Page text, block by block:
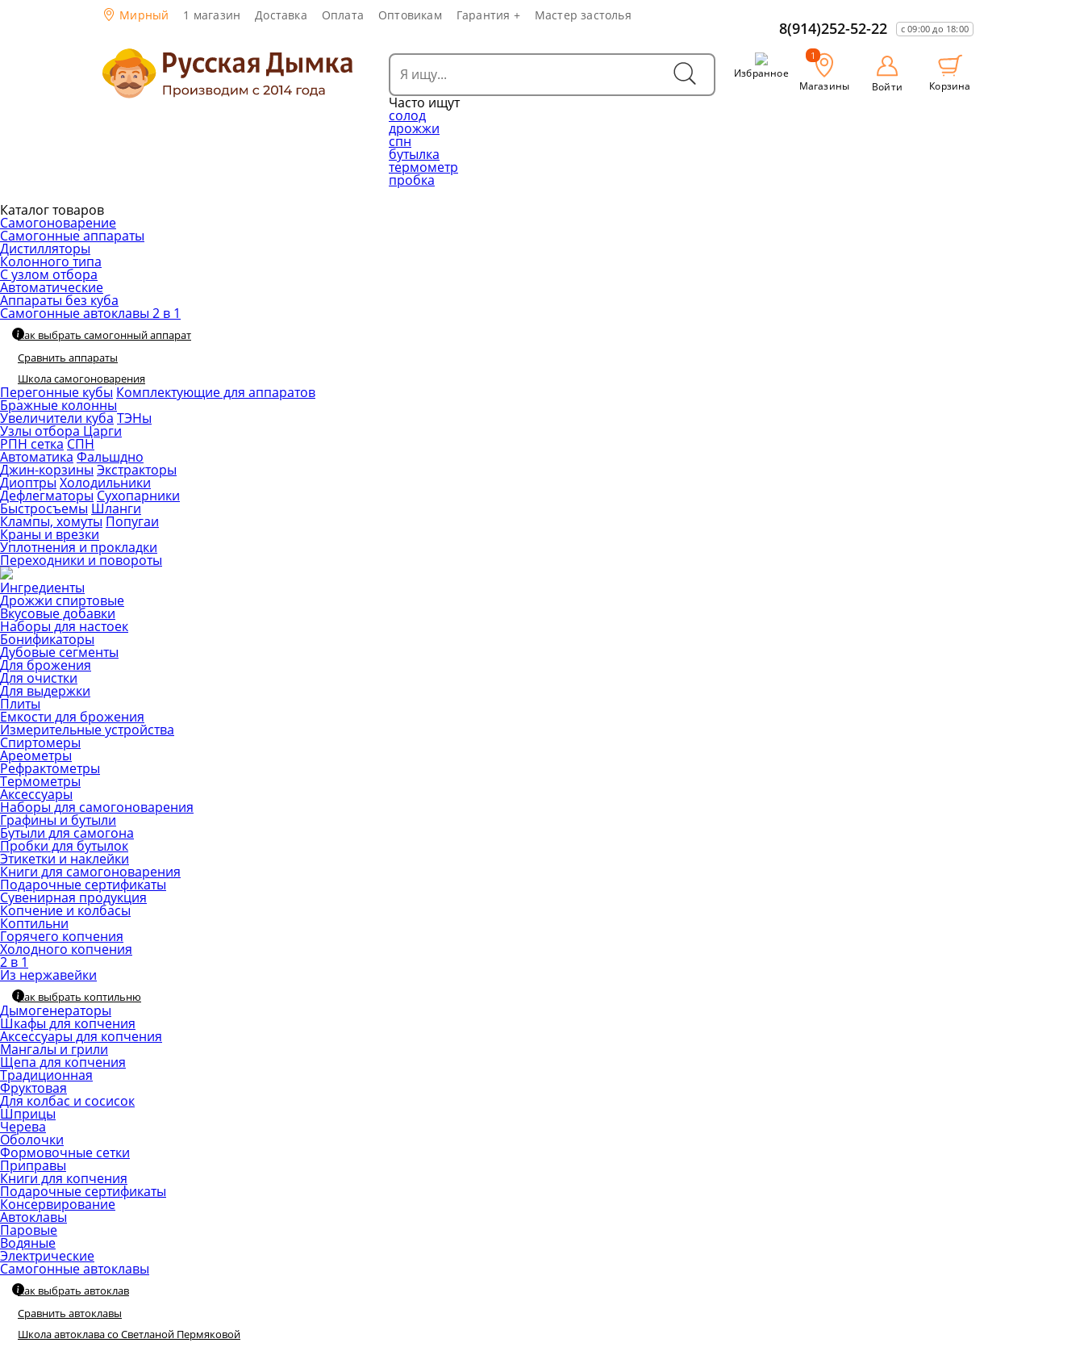
Мирный 1 магазин Доставка Оплата Оптовикам Гарантия + Мастер застолья
8(914)252-52-22 с 09:00 до 18:00
Часто ищут
солод
дрожжи
спн
бутылка
термометр
пробка
Избранное
Магазины
1
Войти Корзина
Каталог товаров
Самогоноварение
Самогонные аппараты
Дистилляторы
Колонного типа
С узлом отбора
Автоматические
Аппараты без куба
Самогонные автоклавы 2 в 1
Как выбрать самогонный аппарат
Сравнить аппараты
Школа самогоноварения
Перегонные кубы Комплектующие для аппаратов
Бражные колонны
Увеличители куба ТЭНы
Узлы отбора Царги
РПН сетка СПН
Автоматика Фальшдно
Джин-корзины Экстракторы
Диоптры Холодильники
Дефлегматоры Сухопарники
Быстросъемы Шланги
Клампы, хомуты Попугаи
Краны и врезки
Уплотнения и прокладки
Переходники и повороты
Ингредиенты
Дрожжи спиртовые
Вкусовые добавки
Наборы для настоек
Бонификаторы
Дубовые сегменты
Для брожения
Для очистки
Для выдержки
Плиты
Емкости для брожения
Измерительные устройства
Спиртомеры
Ареометры
Рефрактометры
Термометры
Аксессуары
Наборы для самогоноварения
Графины и бутыли
Бутыли для самогона
Пробки для бутылок
Этикетки и наклейки
Книги для самогоноварения
Подарочные сертификаты
Сувенирная продукция
Копчение и колбасы
Коптильни
Горячего копчения
Холодного копчения
2 в 1
Из нержавейки
Как выбрать коптильню
Дымогенераторы
Шкафы для копчения
Аксессуары для копчения
Мангалы и грили
Щепа для копчения
Традиционная
Фруктовая
Для колбас и сосисок
Шприцы
Черева
Оболочки
Формовочные сетки
Приправы
Книги для копчения
Подарочные сертификаты
Консервирование
Автоклавы
Паровые
Водяные
Электрические
Самогонные автоклавы
Как выбрать автоклав
Сравнить автоклавы
Школа автоклава со Светланой Пермяковой